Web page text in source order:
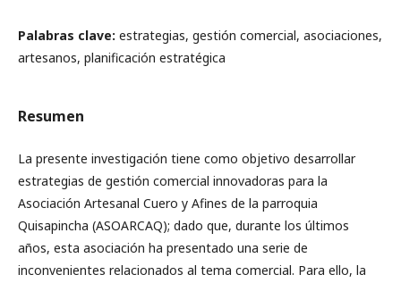
Palabras clave: estrategias, gestión comercial, asociaciones,
artesanos, planificación estratégica
Resumen
La presente investigación tiene como objetivo desarrollar
estrategias de gestión comercial innovadoras para la
Asociación Artesanal Cuero y Afines de la parroquia
Quisapincha (ASOARCAQ); dado que, durante los últimos
años, esta asociación ha presentado una serie de
inconvenientes relacionados al tema comercial. Para ello, la